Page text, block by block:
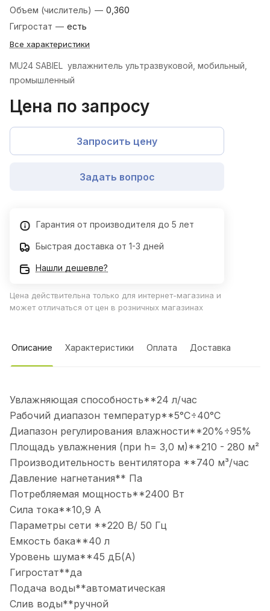
Объем (числитель) — 0,360
Гигростат — есть
Все характеристики
MU24 SABIEL увлажнитель ультразвуковой, мобильный,
промышленный
Цена по запросу
Запросить цену
Задать вопрос
Гарантия от производителя до 5 лет
Быстрая доставка от 1-3 дней
Нашли дешевле?
Цена действительна только для интернет-магазина и
может отличаться от цен в розничных магазинах
Описание Характеристики Оплата Доставка
Увлажняющая способность**24 л/час
Рабочий диапазон температур**5°С÷40°С
Диапазон регулирования влажности**20%÷95%
Площадь увлажнения (при h= 3,0 м)**210 - 280 м²
Производительность вентилятора **740 м³/час
Давление нагнетания** Па
Потребляемая мощность**2400 Вт
Сила тока**10,9 А
Параметры сети **220 В/ 50 Гц
Емкость бака**40 л
Уровень шума**45 дБ(А)
Гигростат**да
Подача воды**автоматическая
Слив воды**ручной